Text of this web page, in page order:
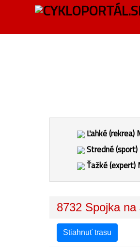
Ľahké (rekrea)
Stredné
Ťažké (expert)
8732 Spojka na
Stiahnuť trasu